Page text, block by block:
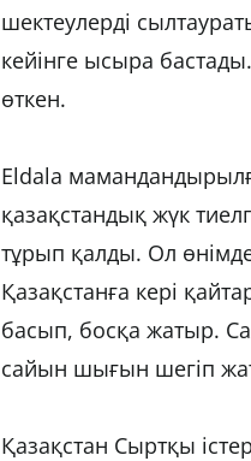
шектеулерді
кейінге ысыра
өткен.
Eldala
қазақстандық жүк
тұрып қалды. Ол
Қазақстанға кері
басып, босқа жатыр.
сайын шығын шегіп
Қазақстан Сыртқы